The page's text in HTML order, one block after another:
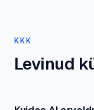
KKK
Levinud